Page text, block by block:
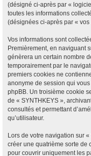
(désigné ci-après par «
toutes les informations
(désignées ci-après par «
Vos informations sont
Premièrement, en naviguant
génèrera un certain nombre
temporairement par le
premiers cookies ne
anonyme de session qui
phpBB. Un troisième cookie
de « SYNTHKEYS »,
consultés et permettant
qu’utilisateur.
Lors de votre navigation sur
créer une quatrième sorte de
pour couvrir uniquement les